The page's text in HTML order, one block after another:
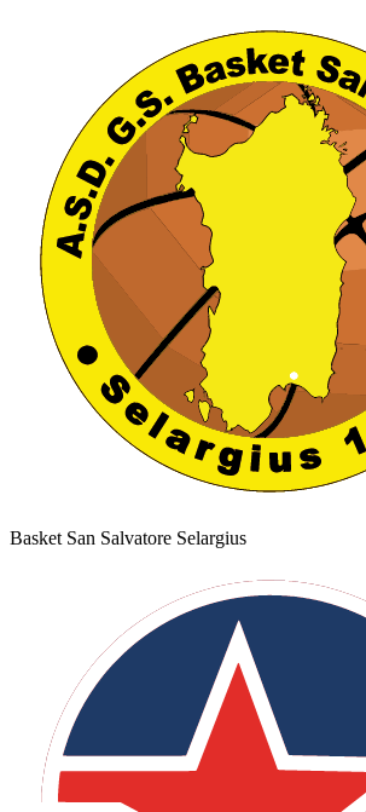
Basket San Salvatore Selargius